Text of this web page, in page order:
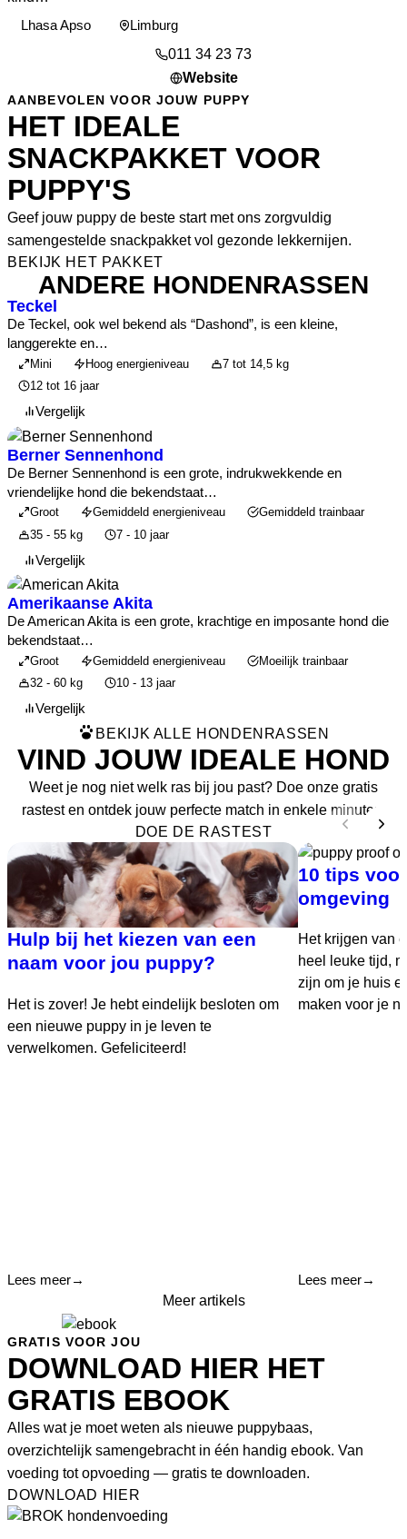
Lhasa Apso
Limburg
011 34 23 73
Website
AANBEVOLEN VOOR JOUW PUPPY
HET IDEALE
SNACKPAKKET VOOR
PUPPY'S
Geef jouw puppy de beste start met ons zorgvuldig
samengestelde snackpakket vol gezonde lekkernijen.
BEKIJK HET PAKKET
ANDERE HONDENRASSEN
Teckel
De Teckel, ook wel bekend als “Dashond”, is een kleine,
langgerekte en…
Mini Hoog energieniveau
7 tot 14,5 kg
12 tot 16 jaar
Vergelijk
Berner Sennenhond
De Berner Sennenhond is een grote, indrukwekkende en
vriendelijke hond die bekendstaat…
Groot Gemiddeld energieniveau
Gemiddeld trainbaar
35 - 55 kg
7 - 10 jaar
Vergelijk
Amerikaanse Akita
De American Akita is een grote, krachtige en imposante hond die
bekendstaat…
Groot Gemiddeld energieniveau
Moeilijk trainbaar
32 - 60 kg
10 - 13 jaar
Vergelijk
BEKIJK ALLE HONDENRASSEN
VIND JOUW IDEALE HOND
Weet je nog niet welk ras bij jou past? Doe onze gratis
rastest en ontdek jouw perfecte match in enkele minuten.
DOE DE RASTEST
Hulp bij het kiezen van een
naam voor jou puppy?
Het is zover! Je hebt eindelijk besloten om
een nieuwe puppy in je leven te
verwelkomen. Gefeliciteerd!
Lees meer→
10 tips
omgeving
Het krijgen van
heel leuke tijd,
zijn om je huis
maken voor je
Lees meer→
Meer artikels
GRATIS VOOR JOU
DOWNLOAD HIER HET
GRATIS EBOOK
Alles wat je moet weten als nieuwe puppybaas,
overzichtelijk samengebracht in één handig ebook. Van
voeding tot opvoeding — gratis te downloaden.
DOWNLOAD HIER